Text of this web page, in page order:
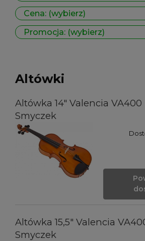
Cena: (wybierz)
Promocja: (wybierz)
Altówki
Altówka 14" Valencia VA400
Smyczek
Altówka 15,5" Valencia
Smyczek